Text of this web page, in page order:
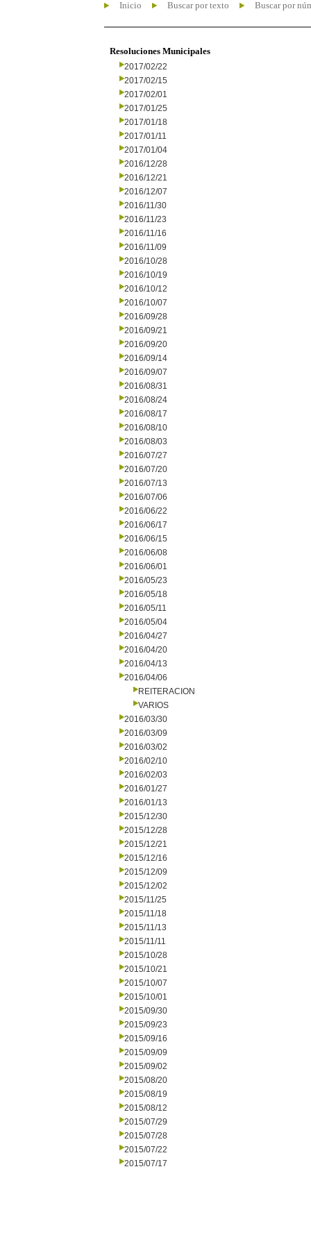
Inicio Buscar por texto Buscar por
Resoluciones Municipales
2017/02/22
2017/02/15
2017/02/01
2017/01/25
2017/01/18
2017/01/11
2017/01/04
2016/12/28
2016/12/21
2016/12/07
2016/11/30
2016/11/23
2016/11/16
2016/11/09
2016/10/28
2016/10/19
2016/10/12
2016/10/07
2016/09/28
2016/09/21
2016/09/20
2016/09/14
2016/09/07
2016/08/31
2016/08/24
2016/08/17
2016/08/10
2016/08/03
2016/07/27
2016/07/20
2016/07/13
2016/07/06
2016/06/22
2016/06/17
2016/06/15
2016/06/08
2016/06/01
2016/05/23
2016/05/18
2016/05/11
2016/05/04
2016/04/27
2016/04/20
2016/04/13
2016/04/06
REITERACION
VARIOS
2016/03/30
2016/03/09
2016/03/02
2016/02/10
2016/02/03
2016/01/27
2016/01/13
2015/12/30
2015/12/28
2015/12/21
2015/12/16
2015/12/09
2015/12/02
2015/11/25
2015/11/18
2015/11/13
2015/11/11
2015/10/28
2015/10/21
2015/10/07
2015/10/01
2015/09/30
2015/09/23
2015/09/16
2015/09/09
2015/09/02
2015/08/20
2015/08/19
2015/08/12
2015/07/29
2015/07/28
2015/07/22
2015/07/17